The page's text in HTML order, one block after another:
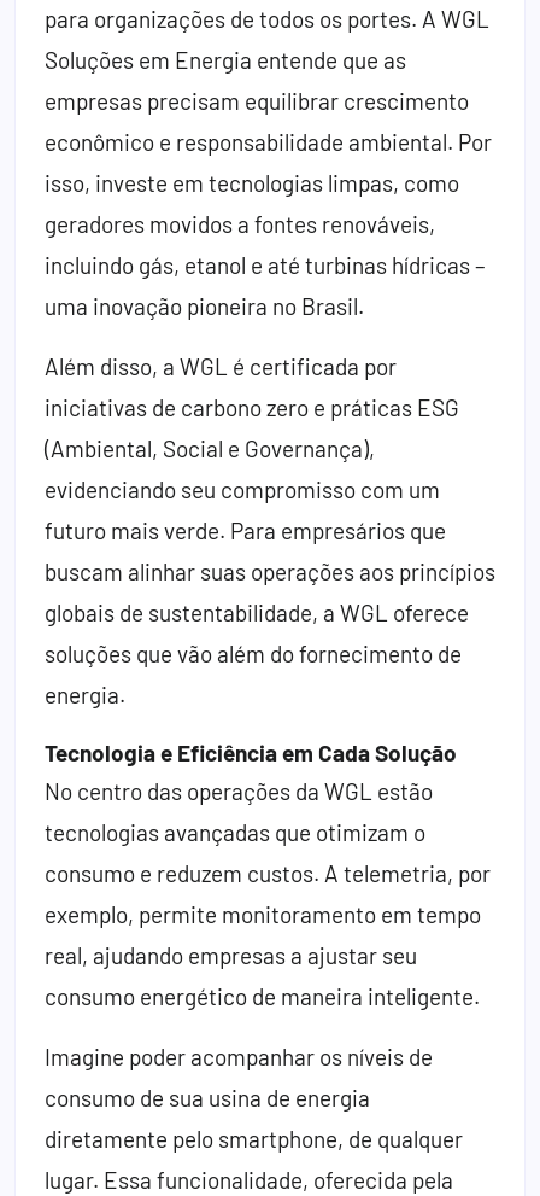
para organizações de todos os portes. A WGL
Soluções em Energia entende que as
empresas precisam equilibrar crescimento
econômico e responsabilidade ambiental. Por
isso, investe em tecnologias limpas, como
geradores movidos a fontes renováveis,
incluindo gás, etanol e até turbinas hídricas –
uma inovação pioneira no Brasil.
Além disso, a WGL é certificada por
iniciativas de carbono zero e práticas ESG
(Ambiental, Social e Governança),
evidenciando seu compromisso com um
futuro mais verde. Para empresários que
buscam alinhar suas operações aos princípios
globais de sustentabilidade, a WGL oferece
soluções que vão além do fornecimento de
energia.
Tecnologia e Eficiência em Cada Solução
No centro das operações da WGL estão
tecnologias avançadas que otimizam o
consumo e reduzem custos. A telemetria, por
exemplo, permite monitoramento em tempo
real, ajudando empresas a ajustar seu
consumo energético de maneira inteligente.
Imagine poder acompanhar os níveis de
consumo de sua usina de energia
diretamente pelo smartphone, de qualquer
lugar. Essa funcionalidade, oferecida pela